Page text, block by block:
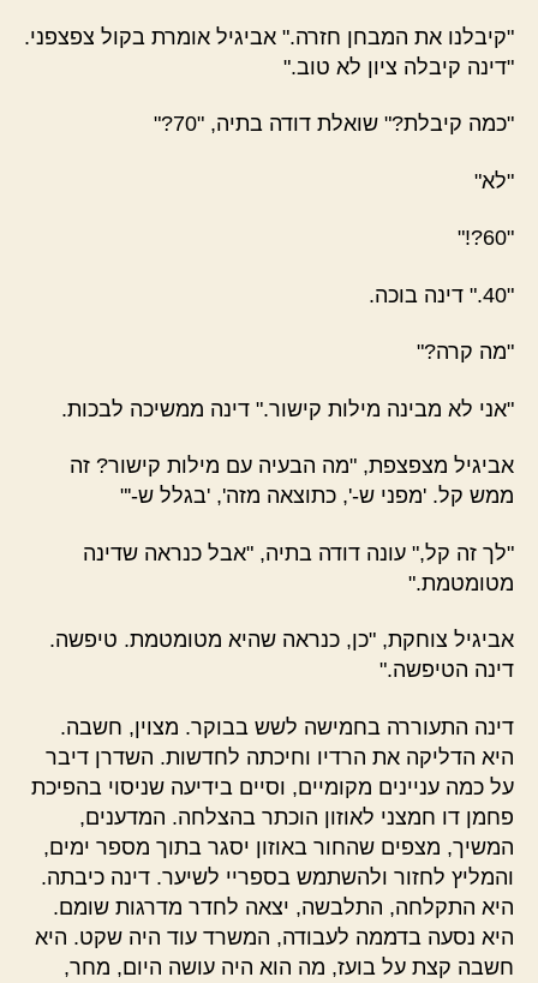
"קיבלנו את המבחן חזרה." אביגיל אומרת בקול צפצפני.
"דינה קיבלה ציון לא טוב."
"כמה קיבלת?" שואלת דודה בתיה, "70?"
"לא"
"60?!"
"40." דינה בוכה.
"מה קרה?"
"אני לא מבינה מילות קישור." דינה ממשיכה לבכות.
אביגיל מצפצפת, "מה הבעיה עם מילות קישור? זה
ממש קל. 'מפני ש-', כתוצאה מזה', 'בגלל ש-'"
"לך זה קל," עונה דודה בתיה, "אבל כנראה שדינה
מטומטמת."
אביגיל צוחקת, "כן, כנראה שהיא מטומטמת. טיפשה.
דינה הטיפשה."
דינה התעוררה בחמישה לשש בבוקר. מצוין, חשבה.
היא הדליקה את הרדיו וחיכתה לחדשות. השדרן דיבר
על כמה עניינים מקומיים, וסיים בידיעה שניסוי בהפיכת
פחמן דו חמצני לאוזון הוכתר בהצלחה. המדענים,
המשיך, מצפים שהחור באוזון יסגר בתוך מספר ימים,
והמליץ לחזור ולהשתמש בספריי לשיער. דינה כיבתה.
היא התקלחה, התלבשה, יצאה לחדר מדרגות שומם.
היא נסעה בדממה לעבודה, המשרד עוד היה שקט. היא
חשבה קצת על בועז, מה הוא היה עושה היום, מחר,